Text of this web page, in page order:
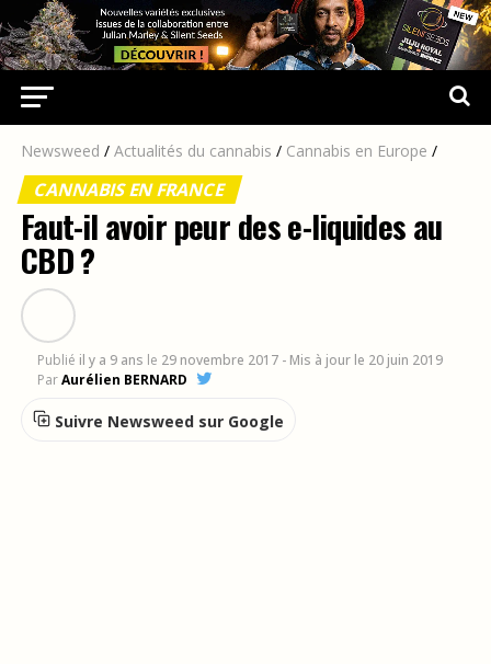
Newsweed / Actualités du cannabis / Cannabis en Europe /
CANNABIS EN FRANCE
Faut-il avoir peur des e-liquides au
CBD ?
Publié il y a 9 ans le 29 novembre 2017 - Mis à jour le 20 juin 2019
ParAurélien BERNARD
Suivre Newsweed sur Google